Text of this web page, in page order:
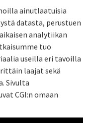
ainutlaatuisia
datasta, perustuen
analytiikan
tuo
useilla eri tavoilla
laajat sekä
Sivulta
CGI:n omaan